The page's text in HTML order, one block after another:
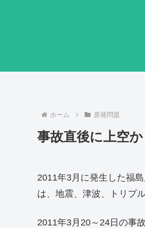
ホーム 原発問題
事故直後に上空
2011年3月に発生した福
は、地震、津波、トリプ
2011年3月20～24日の事